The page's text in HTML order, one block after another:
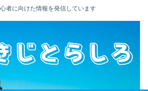
者に向けた情報を発信しています